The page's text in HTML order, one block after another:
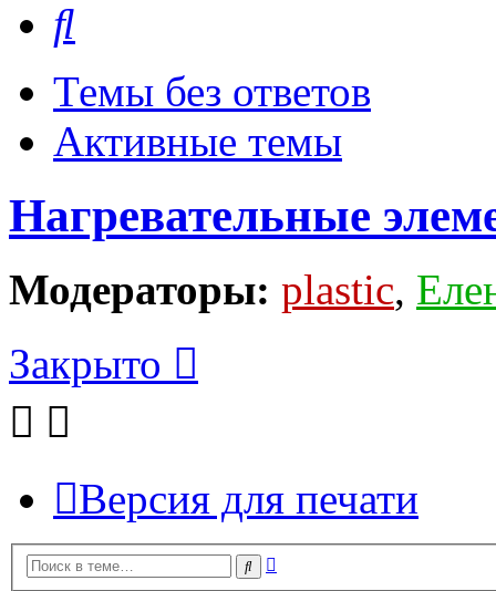
Темы без ответов
Активные темы
Нагревательные
Модераторы: plastic,
Закрыто
Версия для печати
Поиск